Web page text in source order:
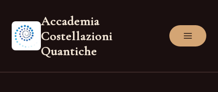
contenuto
Accademia
Costellazioni
Quantiche